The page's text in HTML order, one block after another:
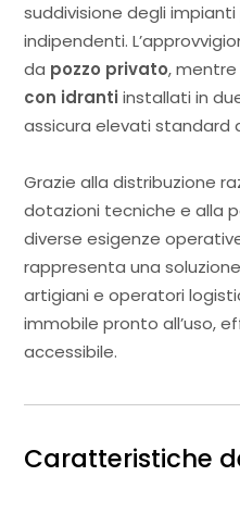
suddivisione degli
indipendenti.
da pozzo privato, mentre
con idrantiinstallati in
assicura elevati standard
Grazie alla distribuzione
dotazioni tecniche e alla
diverse esigenze
rappresenta una
artigiani e operatori
immobile pronto all’uso,
accessibile.
Caratteristiche